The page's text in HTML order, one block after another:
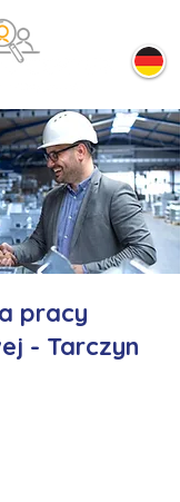
pracy
- Tarczyn